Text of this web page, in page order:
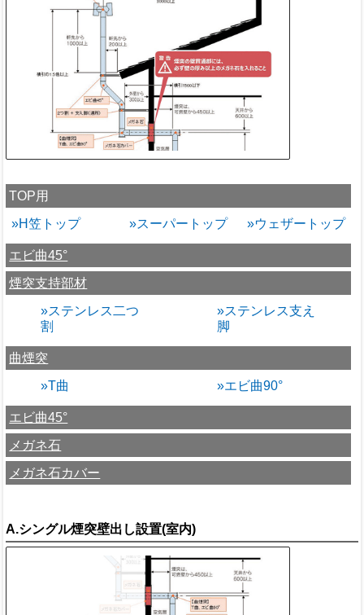
TOP用
»H笠トップ
»スーパートップ »ウェザートップ
エビ曲45°
煙突支持部材
»ステンレス二つ
割
»ステンレス支え
脚
曲煙突
»T曲
»エビ曲90°
エビ曲45°
メガネ石
メガネ石カバー
A.シングル煙突壁出し設置(室内)